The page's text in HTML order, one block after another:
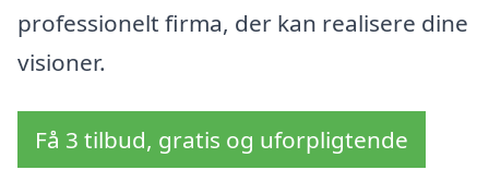
professionelt firma, der kan realisere dine
visioner.
Få 3 tilbud, gratis og uforpligtende